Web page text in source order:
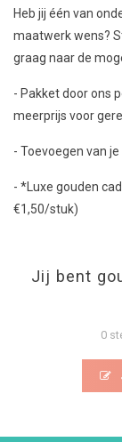
Heb jij één van
maatwerk wens?
graag naar de
- Pakket door ons
meerprijs voor
- Toevoegen van
- *Luxe gouden
€1,50/stuk)
Jij bent
0